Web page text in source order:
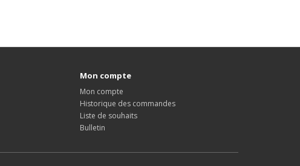
Mon compte
Mon compte
Historique des commandes
Liste de souhaits
Bulletin